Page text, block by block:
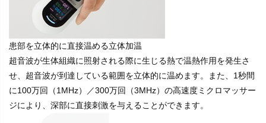
患部を立体的に直接温める立体加温
超音波が生体組織に照射される際に生じる熱で温熱作用を発生さ
せ、超音波が到達している範囲を立体的に温めます。また、1秒間
に100万回（1MHz）／300万回（3MHz）の高速度ミクロマッサー
ジにより、深部に直接刺激を与えることができます。